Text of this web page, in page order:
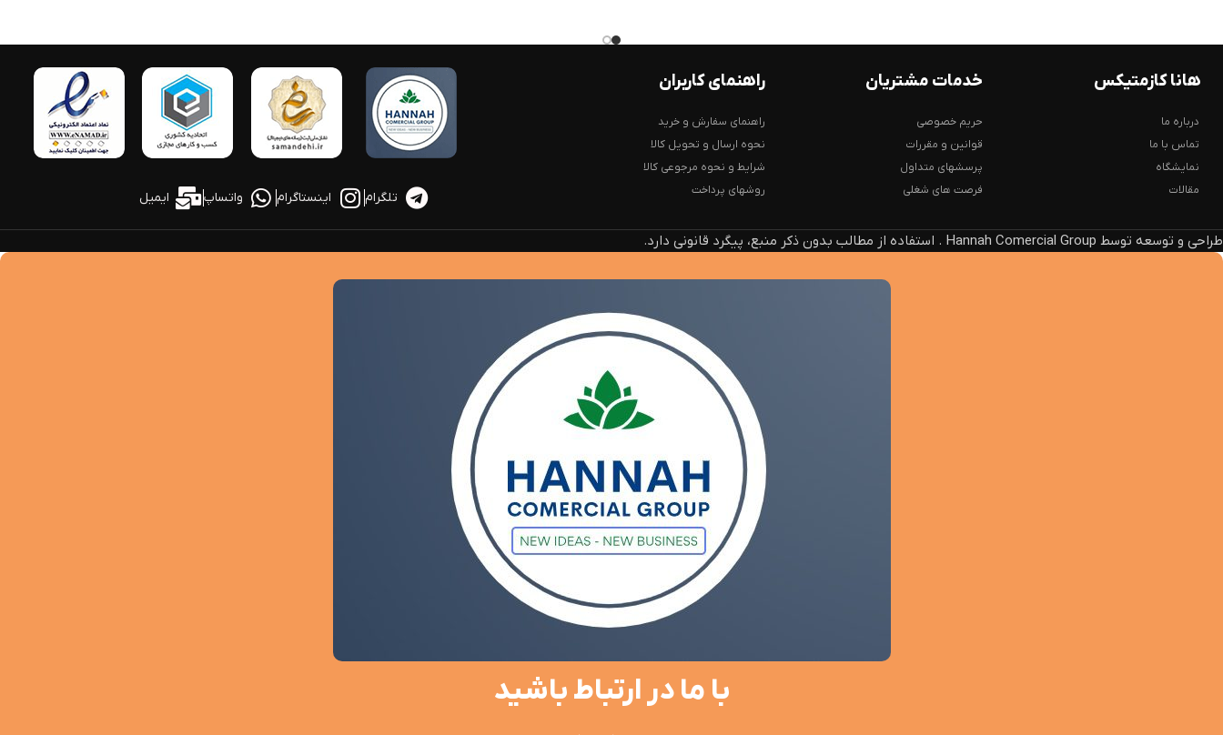
هانا کازمتیکس
درباره ما
تماس با ما
نمایشگاه
مقالات
خدمات مشتریان
حریم خصوصی
قوانین و مقررات
پرسشهای متداول
فرصت های شغلی
راهنمای کاربران
راهنمای سفارش و خرید
نحوه ارسال و تحویل کالا
شرایط و نحوه مرجوعی کالا
روشهای پرداخت
تلگرام اینستاگرام واتساپ ایمیل
طراحی و توسعه توسط Hannah Comercial Group . استفاده از مطالب بدون ذکر منبع، پیگرد قانونی دارد.
با ما در ارتباط باشید